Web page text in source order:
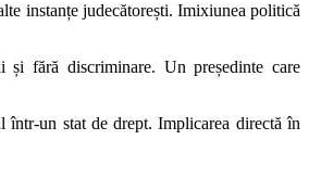
instanțe judecătorești. Imixiunea politică
fără discriminare. Un președinte care
într-un stat de drept. Implicarea directă în